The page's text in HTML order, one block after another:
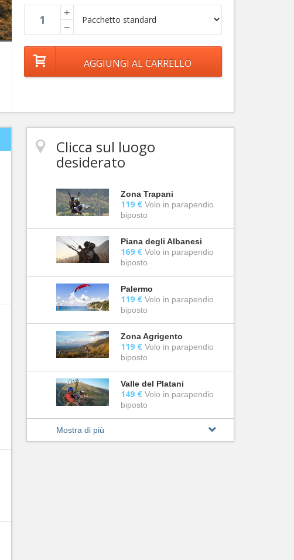
+
−
Clicca sul luogo
desiderato
Zona Trapani
119 € Volo in parapendio
biposto
Piana degli Albanesi
169 € Volo in parapendio
biposto
Palermo
119 € Volo in parapendio
biposto
Zona Agrigento
119 € Volo in parapendio
biposto
Valle del Platani
149 € Volo in parapendio
biposto
Mostra di più